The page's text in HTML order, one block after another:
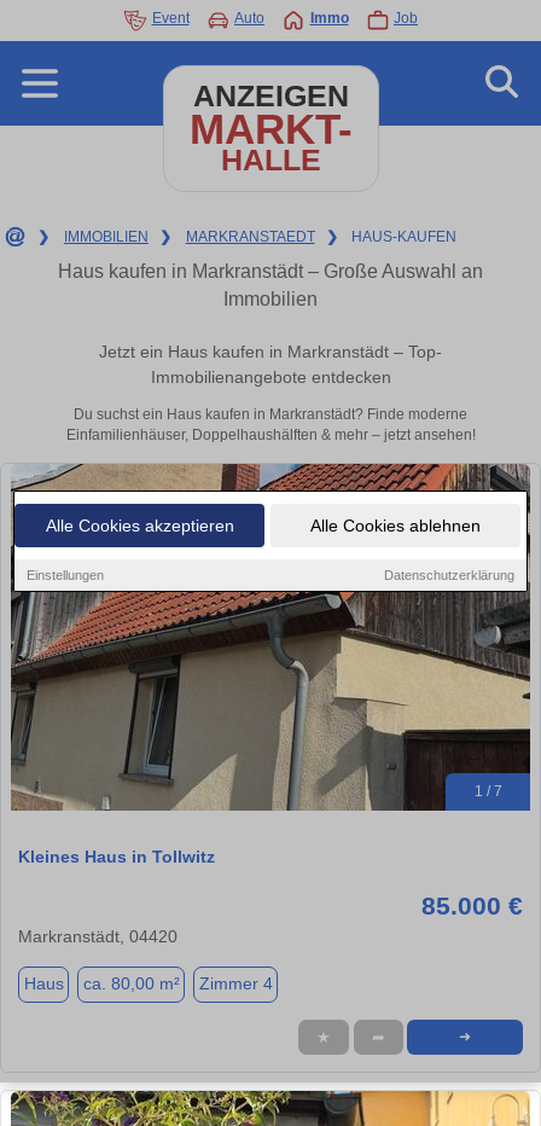
Alle Cookies akzeptieren Alle Cookies ablehnen
Einstellungen Datenschutzerklärung
Event Auto Immo Job
ANZEIGEN
MARKT-
HALLE
❯ IMMOBILIEN ❯ MARKRANSTAEDT ❯ HAUS-KAUFEN
Haus kaufen in Markranstädt – Große Auswahl an
Immobilien
Jetzt ein Haus kaufen in Markranstädt – Top-
Immobilienangebote entdecken
Du suchst ein Haus kaufen in Markranstädt? Finde moderne
Einfamilienhäuser, Doppelhaushälften & mehr – jetzt ansehen!
1 / 7
Kleines Haus in Tollwitz
85.000 €
Markranstädt, 04420
Haus ca. 80,00 m² Zimmer 4
★ ➦ ➜